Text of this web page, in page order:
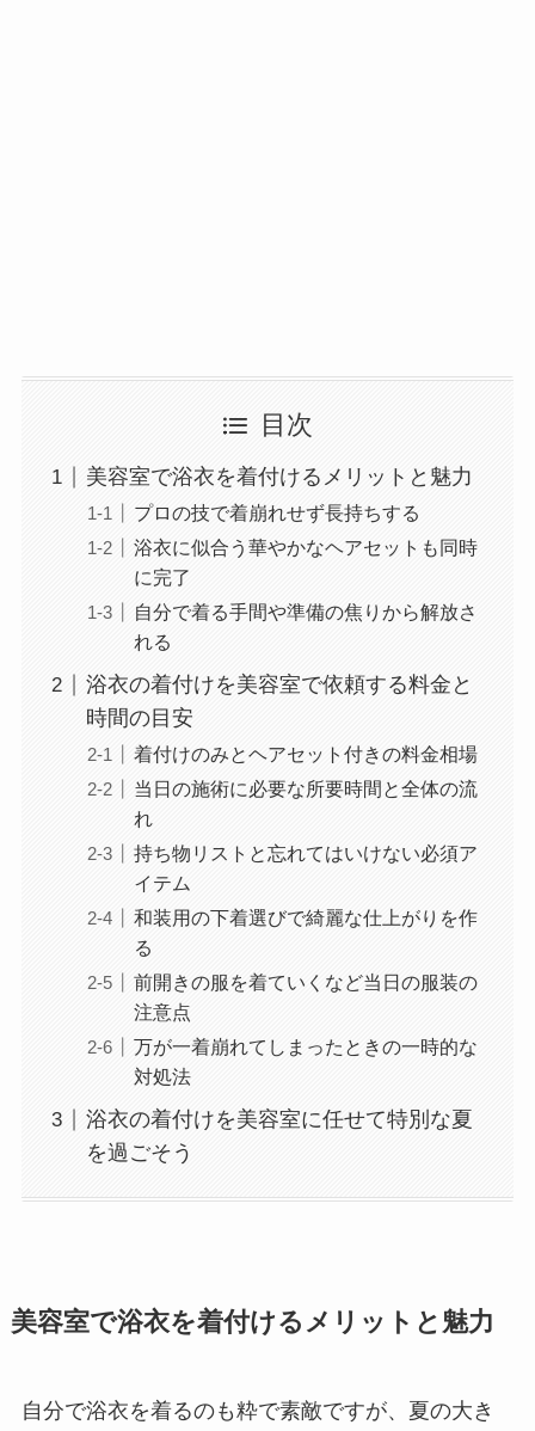
目次
美容室で浴衣を着付けるメリットと魅力
プロの技で着崩れせず長持ちする
浴衣に似合う華やかなヘアセットも同時
に完了
自分で着る手間や準備の焦りから解放さ
れる
浴衣の着付けを美容室で依頼する料金と
時間の目安
着付けのみとヘアセット付きの料金相場
当日の施術に必要な所要時間と全体の流
れ
持ち物リストと忘れてはいけない必須ア
イテム
和装用の下着選びで綺麗な仕上がりを作
る
前開きの服を着ていくなど当日の服装の
注意点
万が一着崩れてしまったときの一時的な
対処法
浴衣の着付けを美容室に任せて特別な夏
を過ごそう
美容室で浴衣を着付けるメリットと魅力
自分で浴衣を着るのも粋で素敵ですが、夏の大き